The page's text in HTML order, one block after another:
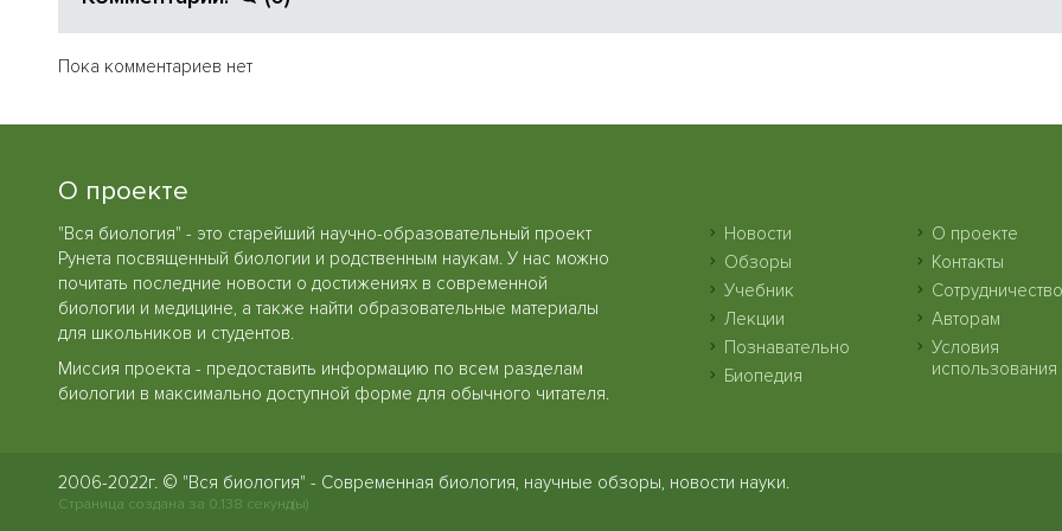
Пока комментариев нет
О проекте
"Вся биология" - это старейший научно-образовательный проект
Рунета посвященный биологии и родственным наукам. У нас можно
почитать последние новости о достижениях в современной
биологии и медицине, а также найти образовательные материалы
для школьников и студентов.
Миссия проекта - предоставить информацию по всем разделам
биологии в максимально доступной форме для обычного читателя.
Новости
Обзоры
Учебник
Лекции
Познавательно
Биопедия
О проекте
Контакты
Сотрудничество
Авторам
Условия
использования
2006-2022г. © "Вся биология" - Современная биология, научные обзоры, новости науки.
Страница создана за 0.138 секунд(ы)